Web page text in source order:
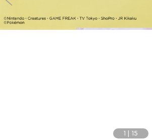
1 15